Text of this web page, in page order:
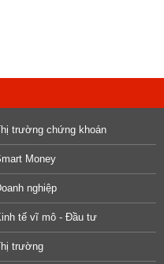
trường chứng khoán
Money
nghiệp
tế vĩ mô - Đầu tư
trường